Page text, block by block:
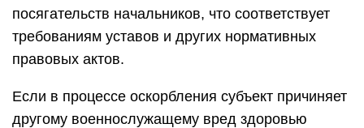
посягательств начальников, что соответствует
требованиям уставов и других нормативных
правовых актов.
Если в процессе оскорбления субъект причиняет
другому военнослужащему вред здоровью